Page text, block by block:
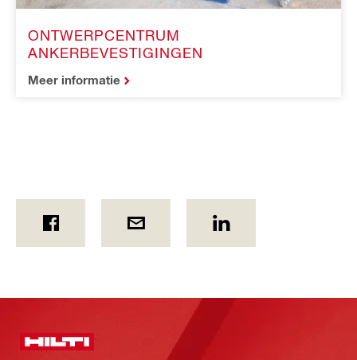
ONTWERPCENTRUM
ANKERBEVESTIGINGEN
Meer informatie